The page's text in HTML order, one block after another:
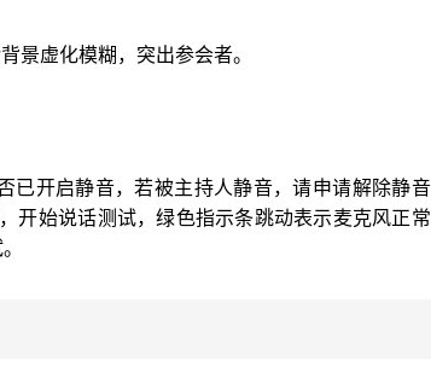
景虚化模糊，突出参会者。
已开启静音，若被主持人静音，请申请解除静
开始说话测试，绿色指示条跳动表示麦克风正